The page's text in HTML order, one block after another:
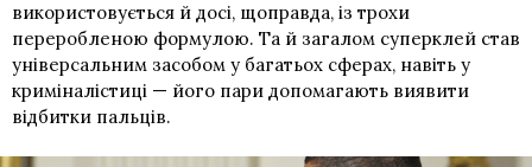
використовується й досі, щоправда, із трохи
переробленою формулою. Та й загалом суперклей став
універсальним засобом у багатьох сферах, навіть у
криміналістиці — його пари допомагають виявити
відбитки пальців.